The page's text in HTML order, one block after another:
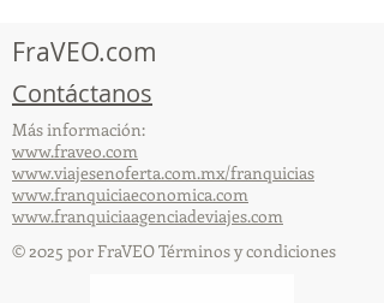
FraVEO.com
Contáctanos
Más información:
www.fraveo.com
www.viajesenoferta.com.mx/franquicias
www.franquiciaeconomica.com
www.franquiciaagenciadeviajes.com
© 2025 por FraVEO Términos y condiciones